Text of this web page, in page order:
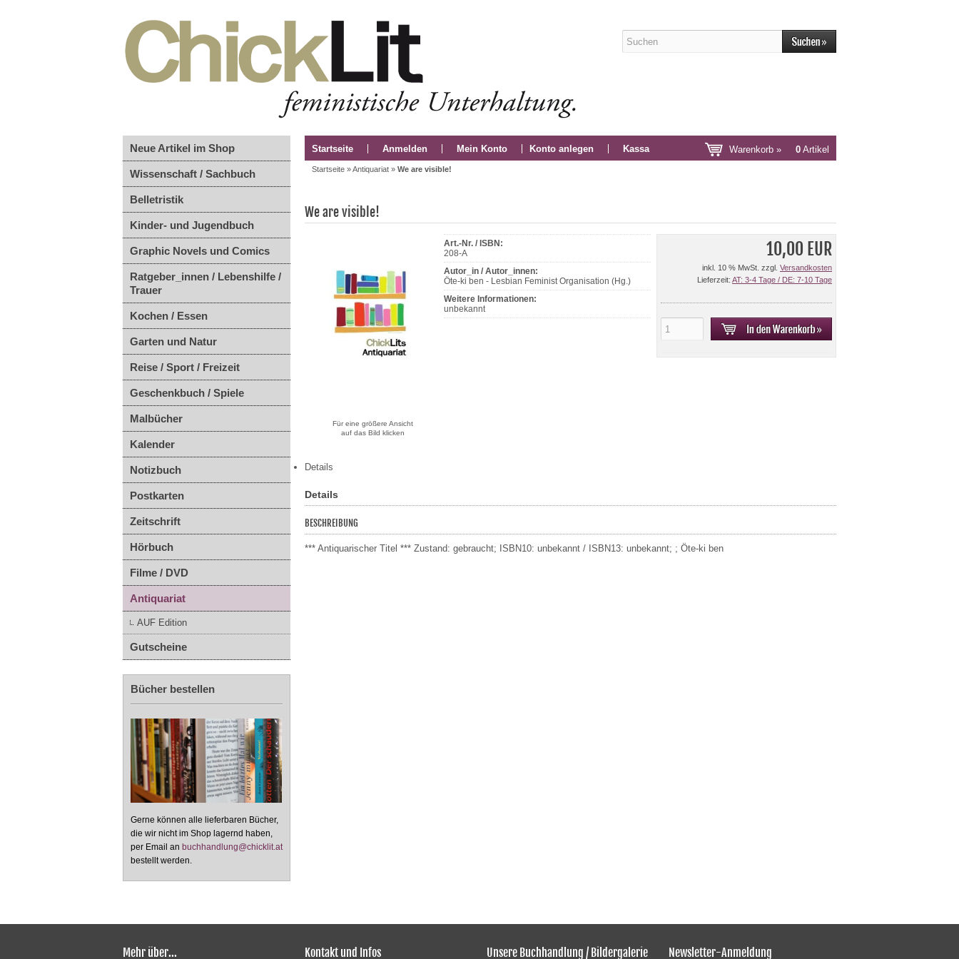
Neue Artikel im Shop
Wissenschaft / Sachbuch
Belletristik
Kinder- und Jugendbuch
Graphic Novels und Comics
Ratgeber_innen / Lebenshilfe /
Trauer
Kochen / Essen
Garten und Natur
Reise / Sport / Freizeit
Geschenkbuch / Spiele
Malbücher
Kalender
Notizbuch
Postkarten
Zeitschrift
Hörbuch
Filme / DVD
Antiquariat
AUF Edition
Gutscheine
Bücher bestellen
Gerne können alle lieferbaren Bücher,
die wir nicht im Shop lagernd haben,
per Email an buchhandlung@chicklit.at
bestellt werden.
Startseite Anmelden Mein Konto Konto anlegen Kassa Warenkorb » 0 Artikel
Startseite »Antiquariat » We are visible!
We are visible!
Für eine größere Ansicht
auf das Bild klicken
Art.-Nr. / ISBN:
208-A
Autor_in / Autor_innen:
Öte-ki ben - Lesbian Feminist Organisation (Hg.)
Weitere Informationen:
unbekannt
10,00 EUR
inkl. 10 % MwSt. zzgl. Versandkosten
Lieferzeit: AT: 3-4 Tage / DE: 7-10 Tage
Details
Details
BESCHREIBUNG
*** Antiquarischer Titel *** Zustand: gebraucht; ISBN10: unbekannt / ISBN13: unbekannt; ; Öte-ki ben
Mehr über... Kontakt und Infos Unsere Buchhandlung / Bildergalerie Newsletter-Anmeldung